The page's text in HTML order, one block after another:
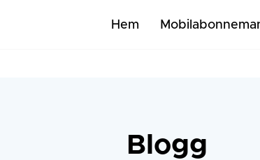
Hem
Blogg